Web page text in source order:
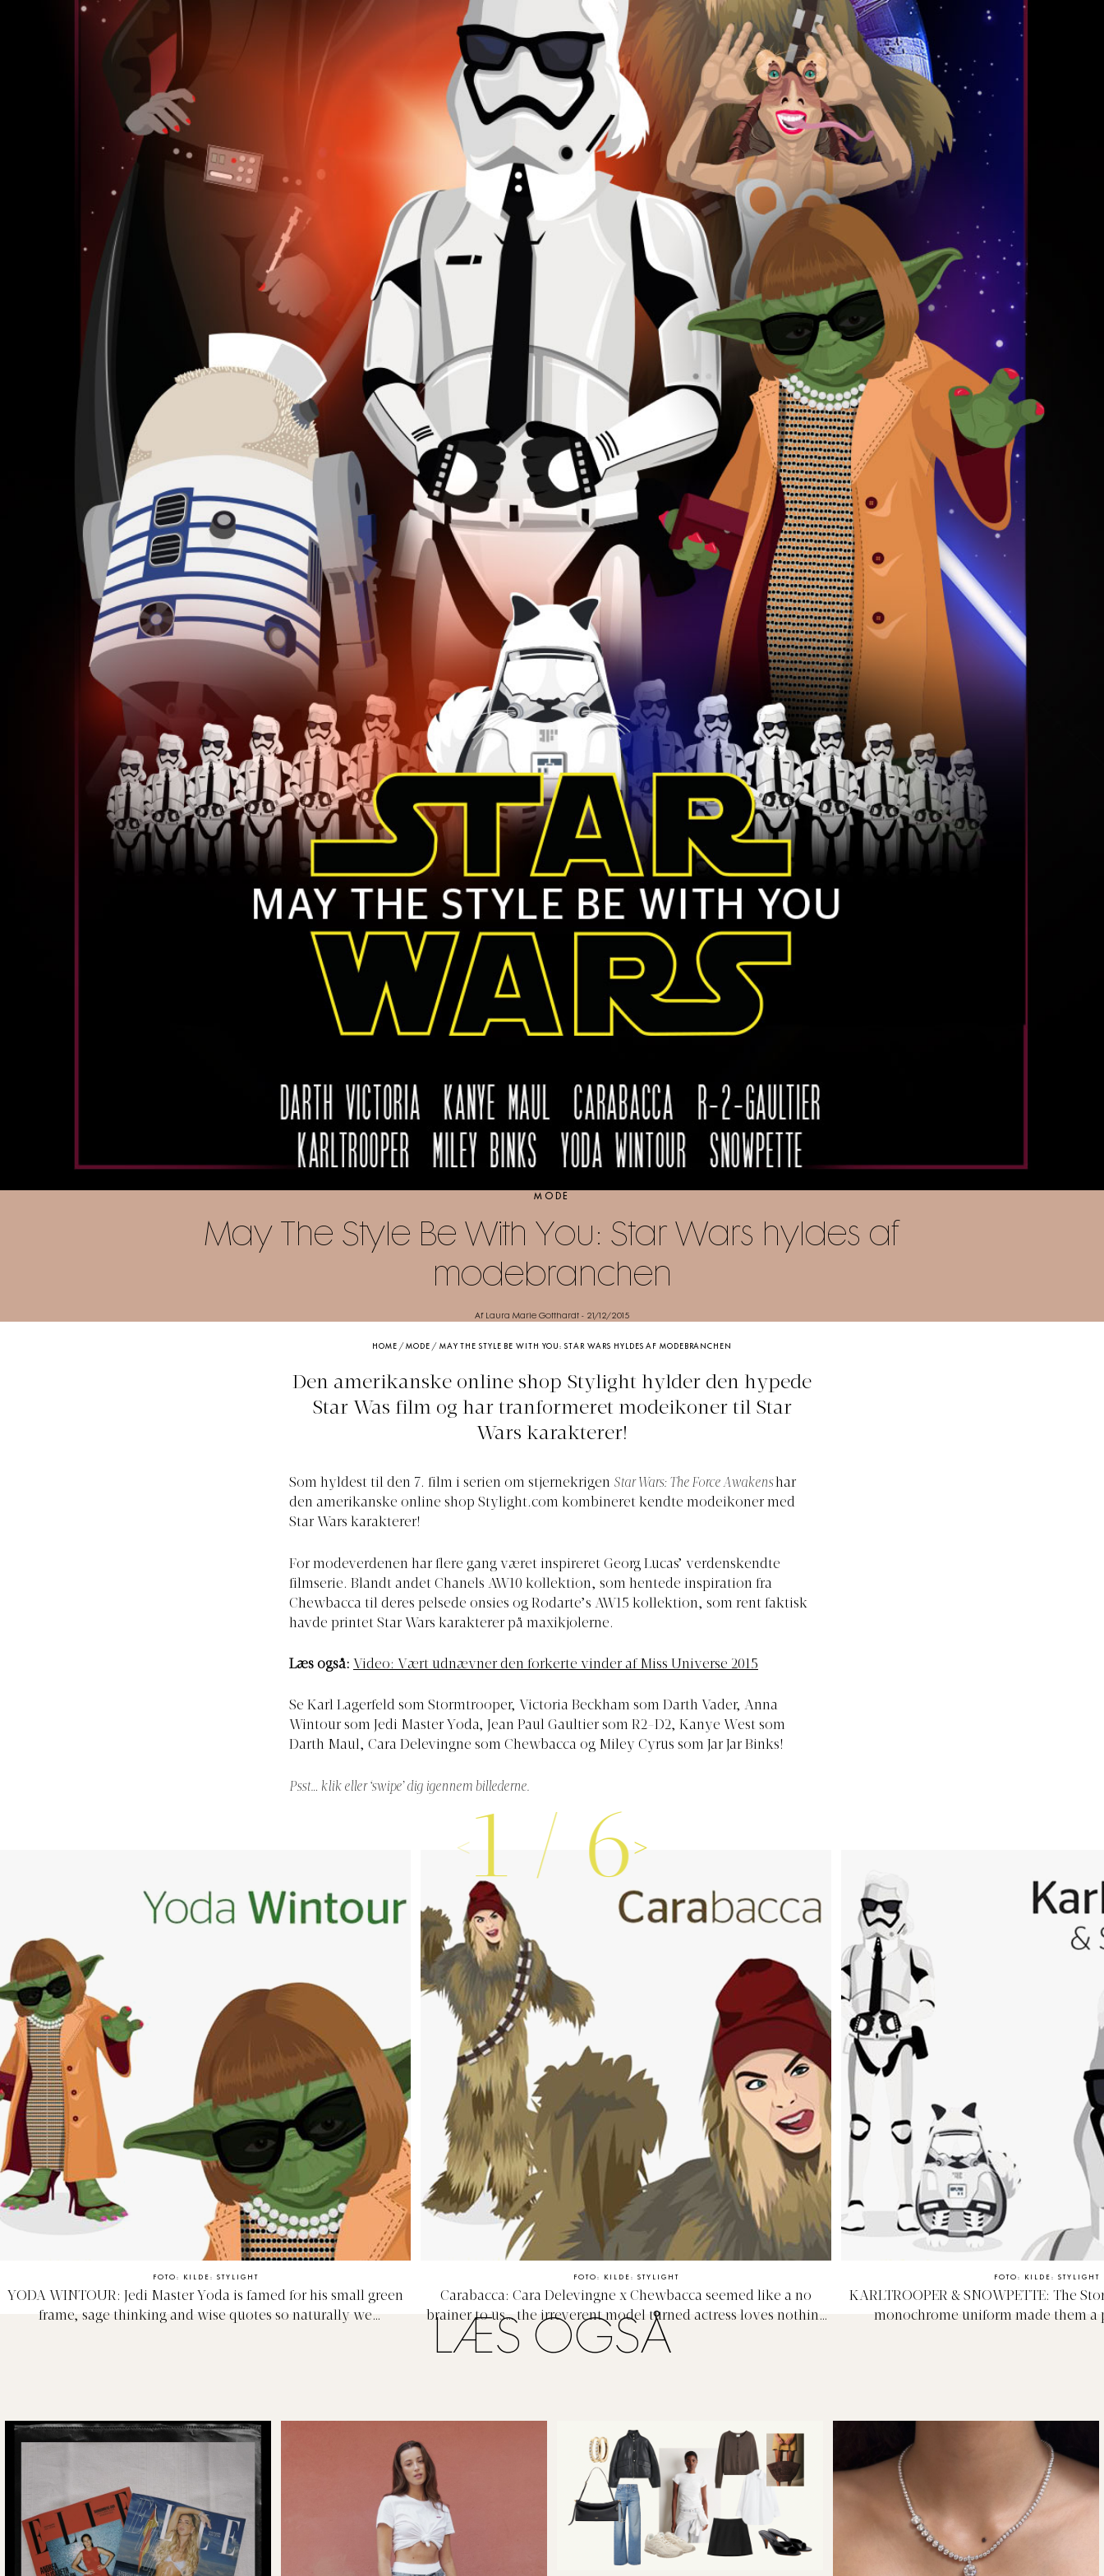
MODE
May The Style Be With You: Star Wars hyldes af
modebranchen
Af Laura Marie Gotthardt- 21/12/2015
HOME /MODE / MAY THE STYLE BE WITH YOU: STAR WARS HYLDES AF MODEBRANCHEN
Den amerikanske online shop Stylight hylder den hypede
Star Was film og har tranformeret modeikoner til Star
Wars karakterer!
Som hyldest til den 7. film i serien om stjernekrigen Star Wars: The Force Awakenshar
den amerikanske online shop Stylight.com kombineret kendte modeikoner med
Star Wars karakterer!
For modeverdenen har flere gang været inspireret Georg Lucas’ verdenskendte
filmserie. Blandt andet Chanels AW10 kollektion, som hentede inspiration fra
Chewbacca til deres pelsede onsies og Rodarte’s AW15 kollektion, som rent faktisk
havde printet Star Wars karakterer på maxikjolerne.
Læs også: Video: Vært udnævner den forkerte vinder af Miss Universe 2015
Se Karl Lagerfeld som Stormtrooper, Victoria Beckham som Darth Vader, Anna
Wintour som Jedi Master Yoda, Jean Paul Gaultier som R2-D2, Kanye West som
Darth Maul, Cara Delevingne som Chewbacca og Miley Cyrus som Jar Jar Binks!
Psst… klik eller ‘swipe’ dig igennem billederne.
1 / 6
FOTO: KILDE: STYLIGHT
YODA WINTOUR: Jedi Master Yoda is famed for his small green
frame, sage thinking and wise quotes so naturally we
FOTO: KILDE: STYLIGHT
Carabacca: Cara Delevingne x Chewbacca seemed like a no
brainer to us… the irreverent model turned actress loves nothing
more than pulling crazy faces and messy hair so naturally we
combined her with Wookie warrior and all round hair inpso
FOTO: KILDE: STYLIGHT
KARLTROOPER & SNOWPETTE: The
monochrome uniform made them a
LÆS OGSÅ